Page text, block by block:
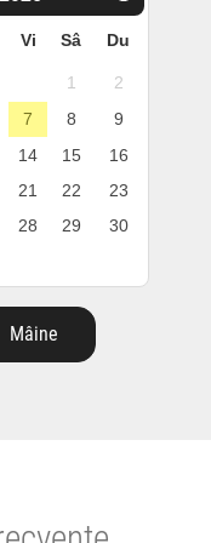
Vi Sâ Du
1
2
7 8
9
14 15
16
21 22
23
28 29
30
Mâine